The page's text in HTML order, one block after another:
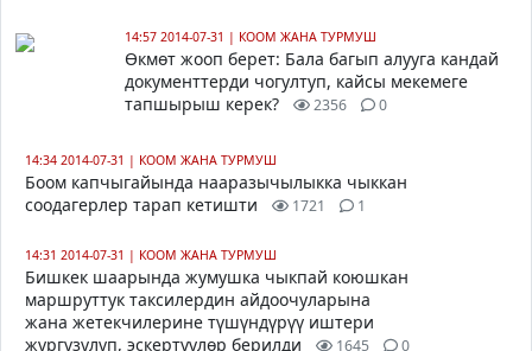
14:57 2014-07-31 | КООМ ЖАНА ТУРМУШ
Өкмөт жооп берет: Бала багып алууга кандай
документтерди чогултуп, кайсы мекемеге
тапшырыш керек?
2356 0
14:34 2014-07-31 | КООМ ЖАНА ТУРМУШ
Боом капчыгайында нааразычылыкка чыккан
соодагерлер тарап кетишти
1721 1
14:31 2014-07-31 | КООМ ЖАНА ТУРМУШ
Бишкек шаарында жумушка чыкпай коюшкан
маршруттук таксилердин айдоочуларына
жана жетекчилерине түшүндүрүү иштери
жүргүзүлүп, эскертүүлөр берилди
1645 0